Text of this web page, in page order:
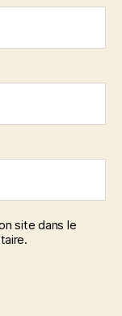
site dans le